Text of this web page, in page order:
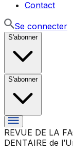
Contact
Se connecter
S'abonner
S'abonner
REVUE DE LA
DENTAIRE de